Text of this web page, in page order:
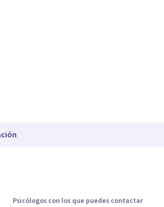
Psicólogos con los que puedes contactar